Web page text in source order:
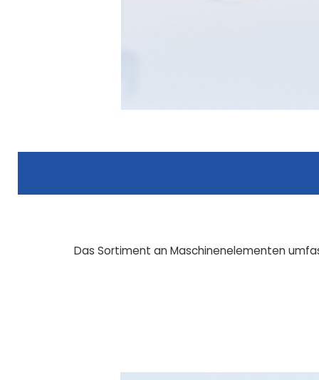
Das Sortiment an Maschinenelementen